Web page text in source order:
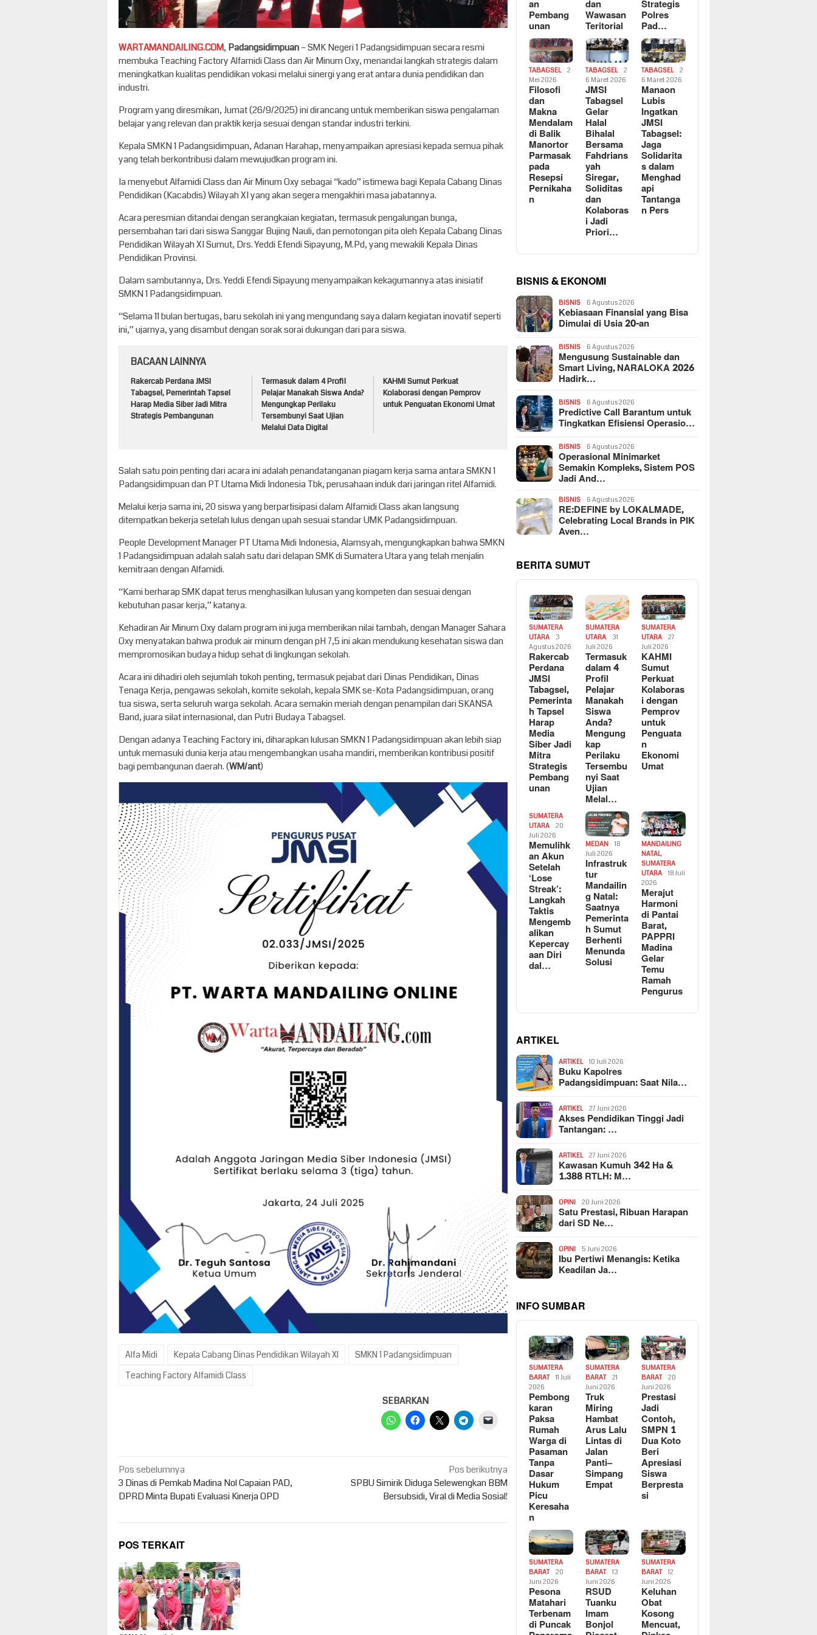
WARTAMANDAILING.COM, Padangsidimpuan– SMK Negeri 1 Padangsidimpuan secara resmi
membuka Teaching Factory Alfamidi Class dan Air Minum Oxy, menandai langkah strategis dalam
meningkatkan kualitas pendidikan vokasi melalui sinergi yang erat antara dunia pendidikan dan
industri.
Program yang diresmikan, Jumat (26/9/2025) ini dirancang untuk memberikan siswa pengalaman
belajar yang relevan dan praktik kerja sesuai dengan standar industri terkini.
Kepala SMKN 1 Padangsidimpuan, Adanan Harahap, menyampaikan apresiasi kepada semua pihak
yang telah berkontribusi dalam mewujudkan program ini.
Ia menyebut Alfamidi Class dan Air Minum Oxy sebagai “kado” istimewa bagi Kepala Cabang Dinas
Pendidikan (Kacabdis) Wilayah XI yang akan segera mengakhiri masa jabatannya.
Acara peresmian ditandai dengan serangkaian kegiatan, termasuk pengalungan bunga,
persembahan tari dari siswa Sanggar Bujing Nauli, dan pemotongan pita oleh Kepala Cabang Dinas
Pendidikan Wilayah XI Sumut, Drs. Yeddi Efendi Sipayung, M.Pd, yang mewakili Kepala Dinas
Pendidikan Provinsi.
Dalam sambutannya, Drs. Yeddi Efendi Sipayung menyampaikan kekagumannya atas inisiatif
SMKN 1 Padangsidimpuan.
“Selama 11 bulan bertugas, baru sekolah ini yang mengundang saya dalam kegiatan inovatif seperti
ini,” ujarnya, yang disambut dengan sorak sorai dukungan dari para siswa.
BACAAN LAINNYA
Rakercab Perdana JMSI
Tabagsel, Pemerintah Tapsel
Harap Media Siber Jadi Mitra
Strategis Pembangunan
Termasuk dalam 4 Profil
Pelajar Manakah Siswa Anda?
Mengungkap Perilaku
Tersembunyi Saat Ujian
Melalui Data Digital
KAHMI Sumut Perkuat
Kolaborasi dengan Pemprov
untuk Penguatan Ekonomi Umat
Salah satu poin penting dari acara ini adalah penandatanganan piagam kerja sama antara SMKN 1
Padangsidimpuan dan PT Utama Midi Indonesia Tbk, perusahaan induk dari jaringan ritel Alfamidi.
Melalui kerja sama ini, 20 siswa yang berpartisipasi dalam Alfamidi Class akan langsung
ditempatkan bekerja setelah lulus dengan upah sesuai standar UMK Padangsidimpuan.
People Development Manager PT Utama Midi Indonesia, Alamsyah, mengungkapkan bahwa SMKN
1 Padangsidimpuan adalah salah satu dari delapan SMK di Sumatera Utara yang telah menjalin
kemitraan dengan Alfamidi.
“Kami berharap SMK dapat terus menghasilkan lulusan yang kompeten dan sesuai dengan
kebutuhan pasar kerja,” katanya.
Kehadiran Air Minum Oxy dalam program ini juga memberikan nilai tambah, dengan Manager Sahara
Oxy menyatakan bahwa produk air minum dengan pH 7,5 ini akan mendukung kesehatan siswa dan
mempromosikan budaya hidup sehat di lingkungan sekolah.
Acara ini dihadiri oleh sejumlah tokoh penting, termasuk pejabat dari Dinas Pendidikan, Dinas
Tenaga Kerja, pengawas sekolah, komite sekolah, kepala SMK se-Kota Padangsidimpuan, orang
tua siswa, serta seluruh warga sekolah. Acara semakin meriah dengan penampilan dari SKANSA
Band, juara silat internasional, dan Putri Budaya Tabagsel.
Dengan adanya Teaching Factory ini, diharapkan lulusan SMKN 1 Padangsidimpuan akan lebih siap
untuk memasuki dunia kerja atau mengembangkan usaha mandiri, memberikan kontribusi positif
bagi pembangunan daerah. (WM/ant)
Alfa Midi Kepala Cabang Dinas Pendidikan Wilayah XI
SMKN 1 Padangsidimpuan
Teaching Factory Alfamidi Class
SEBARKAN
Navigasi
pos
Pos sebelumnya
3 Dinas di Pemkab Madina Nol Capaian PAD,
DPRD Minta Bupati Evaluasi Kinerja OPD
Pos berikutnya
SPBU Simirik Diduga Selewengkan BBM
Bersubsidi, Viral di Media Sosial!
POS TERKAIT
an
Pembang
unan
dan
Wawasan
Teritorial
Strategis
Polres
Pad…
TABAGSEL
2
Mei 2026
Filosofi
dan
Makna
Mendalam
di Balik
Manortor
Parmasak
pada
Resepsi
Pernikaha
n
TABAGSEL
2
6 Maret 2026
JMSI
Tabagsel
Gelar
Halal
Bihalal
Bersama
Fahdrians
yah
Siregar,
Soliditas
dan
Kolaboras
i Jadi
Priori…
TABAGSEL
2
6 Maret 2026
Manaon
Lubis
Ingatkan
JMSI
Tabagsel:
Jaga
Solidarita
s dalam
Menghad
api
Tantanga
n Pers
BISNIS & EKONOMI
BISNIS 6 Agustus 2026
Kebiasaan Finansial yang Bisa
Dimulai di Usia 20-an
BISNIS 6 Agustus 2026
Mengusung Sustainable dan
Smart Living, NARALOKA 2026
Hadirk…
BISNIS 6 Agustus 2026
Predictive Call Barantum untuk
Tingkatkan Efisiensi Operasio…
BISNIS 6 Agustus 2026
Operasional Minimarket
Semakin Kompleks, Sistem POS
Jadi And…
BISNIS 6 Agustus 2026
RE:DEFINE by LOKALMADE,
Celebrating Local Brands in PIK
Aven…
BERITA SUMUT
SUMATERA
UTARA
3
Agustus 2026
Rakercab
Perdana
JMSI
Tabagsel,
Pemerinta
h Tapsel
Harap
Media
Siber Jadi
Mitra
Strategis
Pembang
unan
SUMATERA
UTARA
31
Juli 2026
Termasuk
dalam 4
Profil
Pelajar
Manakah
Siswa
Anda?
Mengung
kap
Perilaku
Tersembu
nyi Saat
Ujian
Melal…
SUMATERA
UTARA
27
Juli 2026
KAHMI
Sumut
Perkuat
Kolaboras
i dengan
Pemprov
untuk
Penguata
n
Ekonomi
Umat
SUMATERA
UTARA
20
Juli 2026
Memulihk
an Akun
Setelah
‘Lose
Streak’:
Langkah
Taktis
Mengemb
alikan
Kepercay
aan Diri
dal…
MEDAN
18
Juli 2026
Infrastruk
tur
Mandailin
g Natal:
Saatnya
Pemerinta
h Sumut
Berhenti
Menunda
Solusi
MANDAILING
NATAL,
SUMATERA
UTARA
18 Juli
2026
Merajut
Harmoni
di Pantai
Barat,
PAPPRI
Madina
Gelar
Temu
Ramah
Pengurus
ARTIKEL
ARTIKEL 10 Juli 2026
Buku Kapolres
Padangsidimpuan: Saat Nila…
ARTIKEL 27 Juni 2026
Akses Pendidikan Tinggi Jadi
Tantangan: …
ARTIKEL 27 Juni 2026
Kawasan Kumuh 342 Ha &
1.388 RTLH: M…
OPINI 20 Juni 2026
Satu Prestasi, Ribuan Harapan
dari SD Ne…
OPINI 5 Juni 2026
Ibu Pertiwi Menangis: Ketika
Keadilan Ja…
INFO SUMBAR
SUMATERA
BARAT
11 Juli
2026
Pembong
karan
Paksa
Rumah
Warga di
Pasaman
Tanpa
Dasar
Hukum
Picu
Keresaha
n
SUMATERA
BARAT
21
Juni 2026
Truk
Miring
Hambat
Arus Lalu
Lintas di
Jalan
Panti–
Simpang
Empat
SUMATERA
BARAT
20
Juni 2026
Prestasi
Jadi
Contoh,
SMPN 1
Dua Koto
Beri
Apresiasi
Siswa
Berpresta
si
SUMATERA
BARAT
20
Juni 2026
Pesona
Matahari
Terbenam
di Puncak
SUMATERA
BARAT
13
Juni 2026
RSUD
Tuanku
Imam
Bonjol
SUMATERA
BARAT
12
Juni 2026
Keluhan
Obat
Kosong
Mencuat,